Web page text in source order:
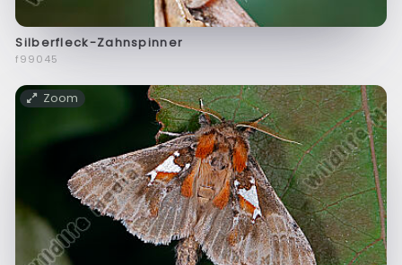
Silberfleck-Zahnspinner
f99045
Zoom